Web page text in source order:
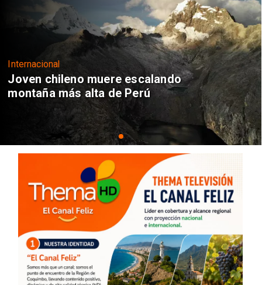
Internacional
Joven chileno muere escalando
montaña más alta de Perú